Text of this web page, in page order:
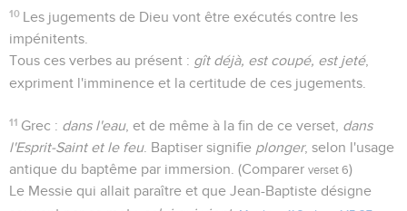
10 Les jugements de Dieu vont être exécutés contre les
impénitents.
Tous ces verbes au présent : gît déjà, est coupé, est jeté,
expriment l'imminence et la certitude de ces jugements.
11 Grec : dans l'eau, et de même à la fin de ce verset, dans
l'Esprit-Saint et le feu. Baptiser signifie plonger, selon l'usage
antique du baptême par immersion. (Comparer verset 6)
Le Messie qui allait paraître et que Jean-Baptiste désigne